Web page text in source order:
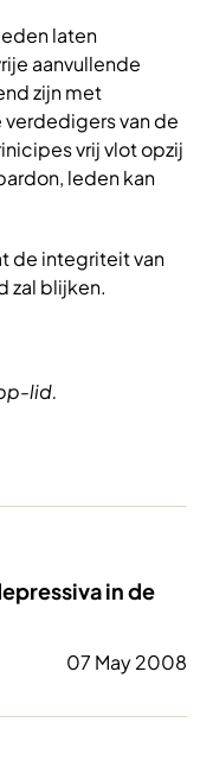
laten
aanvullende
zijn met
van de
vrij vlot opzij
leden kan
de integriteit van
zal blijken.
lid.
in de
07 May 2008